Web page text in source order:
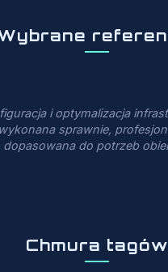
i optymalizacja
sprawnie,
dopasowana do potrzeb
Chmura tagów